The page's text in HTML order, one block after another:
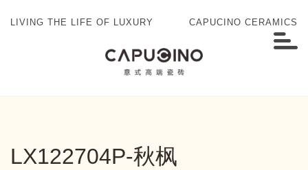
LIVING THE LIFE OF LUXURY CAPUCINO CERAMICS
LX122704P-秋枫